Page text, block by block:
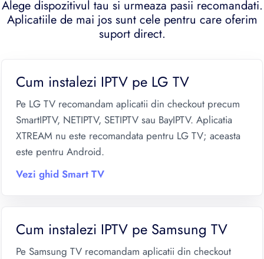
Alege dispozitivul tau si urmeaza pasii recomandati.
Aplicatiile de mai jos sunt cele pentru care oferim
suport direct.
Cum instalezi IPTV pe LG TV
Pe LG TV recomandam aplicatii din checkout precum
SmartIPTV, NETIPTV, SETIPTV sau BayIPTV. Aplicatia
XTREAM nu este recomandata pentru LG TV; aceasta
este pentru Android.
Vezi ghid Smart TV
Cum instalezi IPTV pe Samsung TV
Pe Samsung TV recomandam aplicatii din checkout